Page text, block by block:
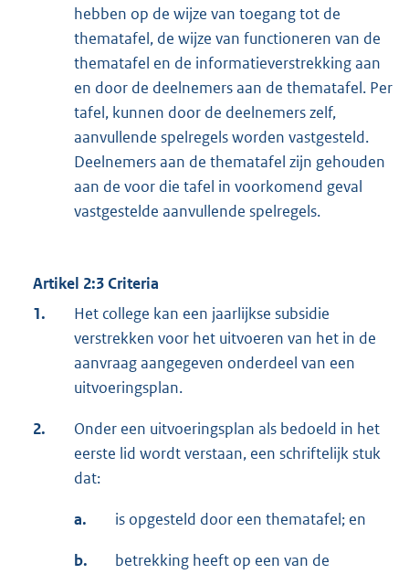
hebben op de wijze van toegang tot de
thematafel, de wijze van functioneren van de
thematafel en de informatieverstrekking aan
en door de deelnemers aan de thematafel. Per
tafel, kunnen door de deelnemers zelf,
aanvullende spelregels worden vastgesteld.
Deelnemers aan de thematafel zijn gehouden
aan de voor die tafel in voorkomend geval
vastgestelde aanvullende spelregels.
Artikel 2:3 Criteria
1.
Het college kan een jaarlijkse subsidie
verstrekken voor het uitvoeren van het in de
aanvraag aangegeven onderdeel van een
uitvoeringsplan.
2.
Onder een uitvoeringsplan als bedoeld in het
eerste lid wordt verstaan, een schriftelijk stuk
dat:
a. is opgesteld door een thematafel; en
b.
betrekking heeft op een van de